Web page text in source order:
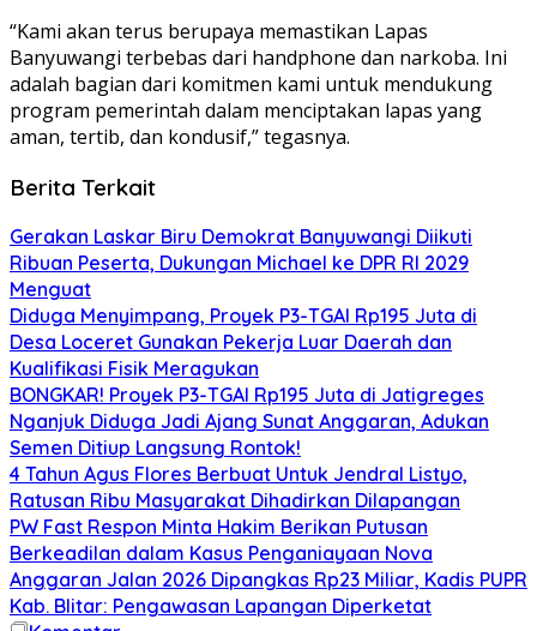
“Kami akan terus berupaya memastikan Lapas
Banyuwangi terbebas dari handphone dan narkoba. Ini
adalah bagian dari komitmen kami untuk mendukung
program pemerintah dalam menciptakan lapas yang
aman, tertib, dan kondusif,” tegasnya.
Berita Terkait
Gerakan Laskar Biru Demokrat Banyuwangi Diikuti
Ribuan Peserta, Dukungan Michael ke DPR RI 2029
Menguat
Diduga Menyimpang, Proyek P3-TGAI Rp195 Juta di
Desa Loceret Gunakan Pekerja Luar Daerah dan
Kualifikasi Fisik Meragukan
BONGKAR! Proyek P3-TGAI Rp195 Juta di Jatigreges
Nganjuk Diduga Jadi Ajang Sunat Anggaran, Adukan
Semen Ditiup Langsung Rontok!
4 Tahun Agus Flores Berbuat Untuk Jendral Listyo,
Ratusan Ribu Masyarakat Dihadirkan Dilapangan
PW Fast Respon Minta Hakim Berikan Putusan
Berkeadilan dalam Kasus Penganiayaan Nova
Anggaran Jalan 2026 Dipangkas Rp23 Miliar, Kadis PUPR
Kab. Blitar: Pengawasan Lapangan Diperketat